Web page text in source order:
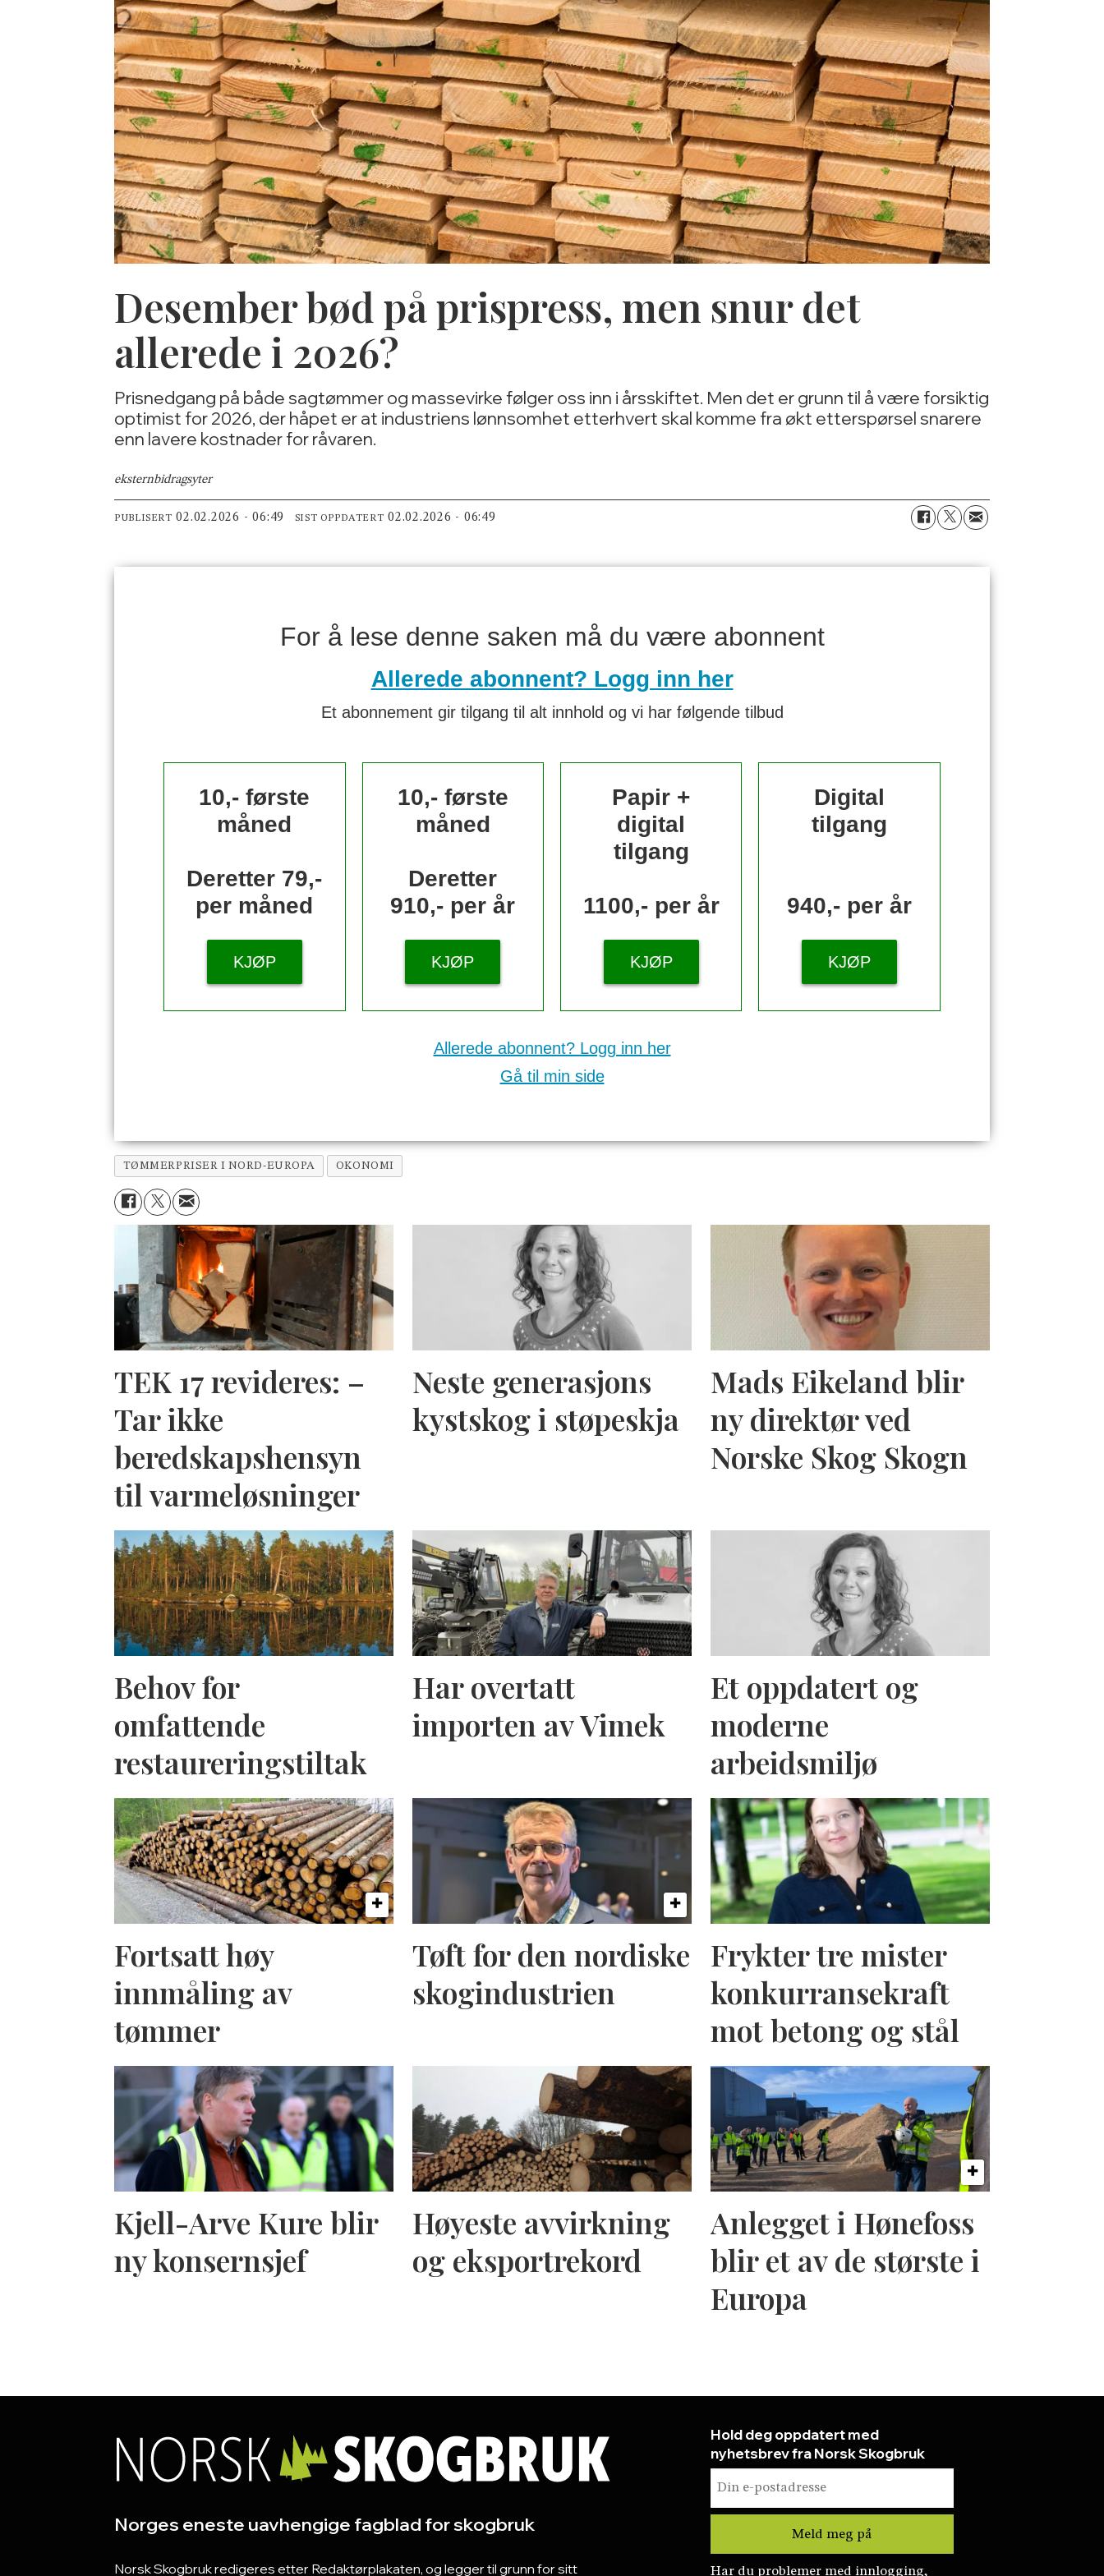
Desember bød på prispress, men snur det
allerede i 2026?
Prisnedgang på både sagtømmer og massevirke følger oss inn i årsskiftet. Men det er grunn til å være forsiktig
optimist for 2026, der håpet er at industriens lønnsomhet etterhvert skal komme fra økt etterspørsel snarere
enn lavere kostnader for råvaren.
eksternbidragsyter
PUBLISERT 02.02.2026 - 06:49 SIST OPPDATERT 02.02.2026 - 06:49
For å lese denne saken må du være abonnent
Allerede abonnent? Logg inn her
Et abonnement gir tilgang til alt innhold og vi har følgende tilbud
10,- første
måned
Deretter 79,-
per måned
KJØP
10,- første
måned
Deretter
910,- per år
KJØP
Papir +
digital
tilgang
1100,- per år
KJØP
Digital
tilgang
940,- per år
KJØP
Allerede abonnent? Logg inn her
Gå til min side
TØMMERPRISER I NORD-EUROPA OKONOMI
TEK 17 revideres: –
Tar ikke
beredskapshensyn
til varmeløsninger
Neste generasjons
kystskog i støpeskja
Mads Eikeland blir
ny direktør ved
Norske Skog Skogn
Behov for
omfattende
restaureringstiltak
Har overtatt
importen av Vimek
Et oppdatert og
moderne
arbeidsmiljø
Fortsatt høy
innmåling av
tømmer
Tøft for den nordiske
skogindustrien
Frykter tre mister
konkurransekraft
mot betong og stål
Kjell-Arve Kure blir
ny konsernsjef
Høyeste avvirkning
og eksportrekord
Anlegget i Hønefoss
blir et av de største i
Europa
Norges eneste uavhengige fagblad for skogbruk
Norsk Skogbruk redigeres etter Redaktørplakaten, og legger til grunn for sitt
Hold deg oppdatert med
nyhetsbrev fra Norsk Skogbruk
Har du problemer med innlogging,